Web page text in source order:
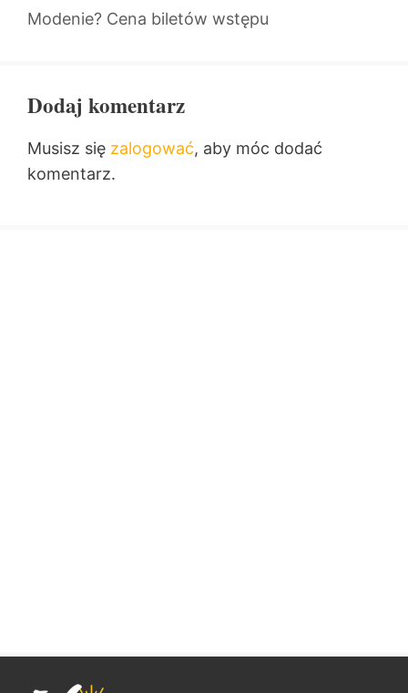
Modenie? Cena biletów wstępu
Dodaj komentarz
Musisz się zalogować, aby móc dodać
komentarz.